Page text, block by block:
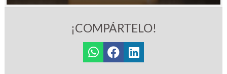
¡COMPÁRTELO!